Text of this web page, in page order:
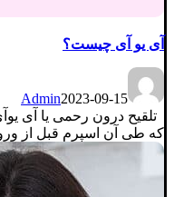
آی یو آی چیست؟
Admin2023-09-15
تلقیح درون رحمی یا آی
که طی آن اسپرم قبل از